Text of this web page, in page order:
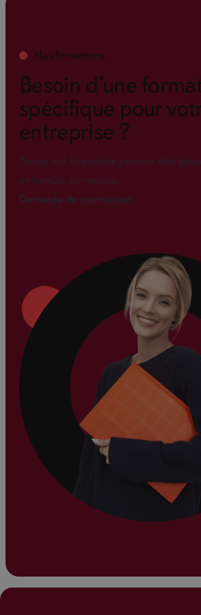
Nos formations
Besoin d’une
spécifique pour
entreprise ?
Toutes nos formations peuvent être
en formule sur mesure.
Demande de soumission